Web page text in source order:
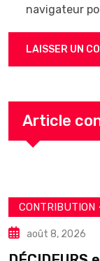
navigateur
Article
CONTRIBUTION
août 8, 2026